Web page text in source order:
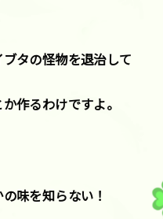
タの怪物を退治して
作るわけですよ。
味を知らない！